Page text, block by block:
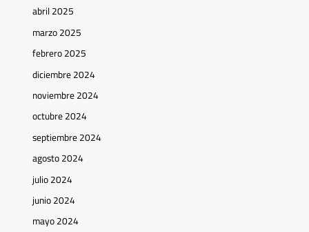
abril 2025
marzo 2025
febrero 2025
diciembre 2024
noviembre 2024
octubre 2024
septiembre 2024
agosto 2024
julio 2024
junio 2024
mayo 2024